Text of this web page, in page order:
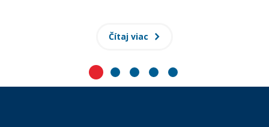
Čítaj viac